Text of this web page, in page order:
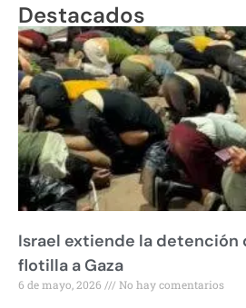
Destacados
Israel extiende la detención
flotilla a Gaza
6 de mayo, 2026 No hay comentarios